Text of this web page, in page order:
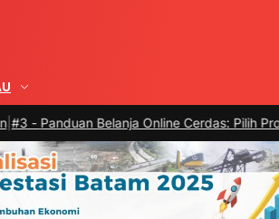
Belanja Online Cerdas: Pilih Produk dengan